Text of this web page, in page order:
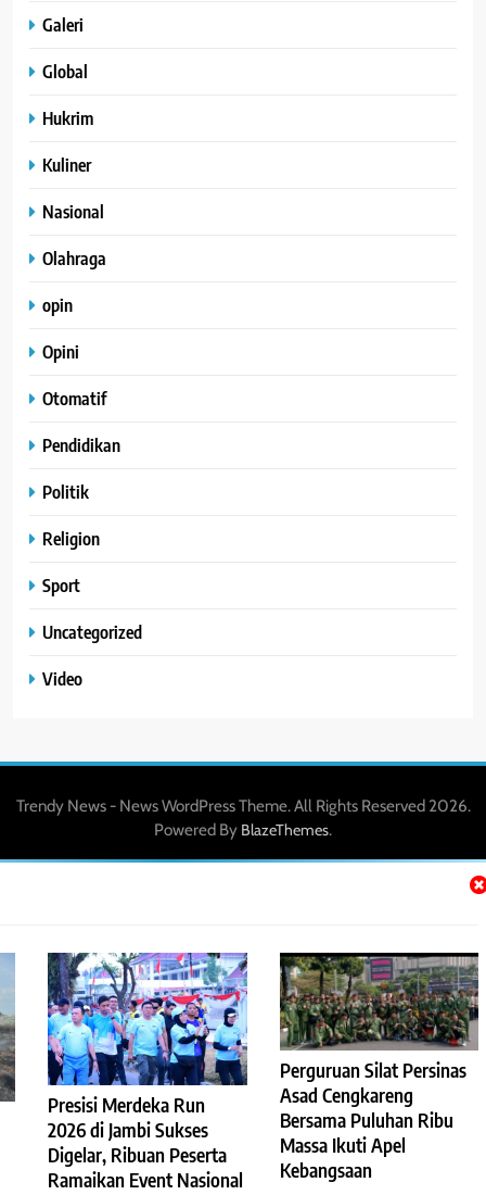
Presisi Merdeka Run
2026 di Jambi Sukses
Digelar, Ribuan Peserta
Ramaikan Event Nasional
Perguruan Silat Persinas
Asad Cengkareng
Bersama Puluhan Ribu
Massa Ikuti Apel
Kebangsaan
Galeri
Global
Hukrim
Kuliner
Nasional
Olahraga
opin
Opini
Otomatif
Pendidikan
Politik
Religion
Sport
Uncategorized
Video
Trendy News - News WordPress Theme. All Rights Reserved 2026.
Powered By BlazeThemes.